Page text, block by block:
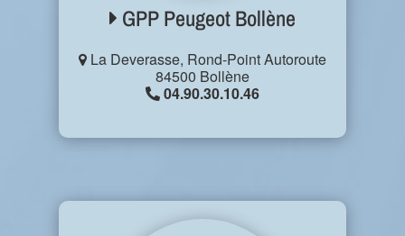
GPP Peugeot Bollène
La Deverasse, Rond-Point Autoroute
84500 Bollène
04.90.30.10.46